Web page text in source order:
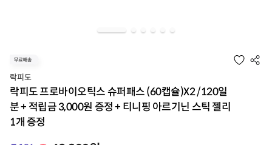
락피도
락피도 프로바이오틱스 슈퍼패스 (60캡슐)X2 /120일
분 + 적립금 3,000원 증정 + 티니핑 아르기닌 스틱 젤리
1개 증정